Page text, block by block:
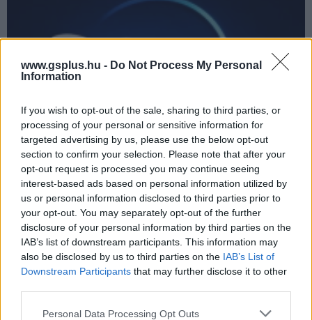
www.gsplus.hu - Do Not Process My Personal
Information
If you wish to opt-out of the sale, sharing to third parties, or
processing of your personal or sensitive information for
targeted advertising by us, please use the below opt-out
section to confirm your selection. Please note that after your
opt-out request is processed you may continue seeing
interest-based ads based on personal information utilized by
us or personal information disclosed to third parties prior to
your opt-out. You may separately opt-out of the further
disclosure of your personal information by third parties on the
IAB’s list of downstream participants. This information may
also be disclosed by us to third parties on the IAB’s List of
Downstream Participants that may further disclose it to other
Please note that this website/app uses one or more Google
Personal Data Processing Opt Outs
Jöhet egy ingyenes Disney+ csomag? Mennyi esély
van erre Magyarországon?
kepernyoido.hu| 2026.07.12 08:39
Futótűzként terjedt el a hír a héten, hogy a Disney+ ingyenes,
reklámokkal támogatott verziót fontolgat. Elsőre remek
lehetőségnek tűnhet ez a családi költségvetés
tehermentesítésére, ezért megnéztük, mi lehet a realitása.